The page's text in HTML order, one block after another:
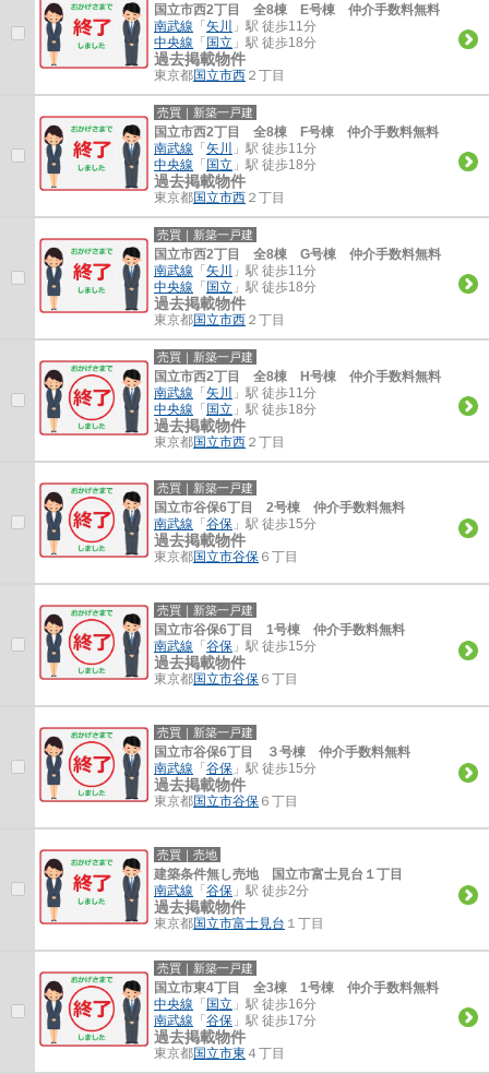
国立市西2丁目 全8棟 E号棟 仲介手数料無料
南武線 「 矢川
」駅 徒歩11分
中央線 「 国立 」駅 徒歩18分
過去掲載物件
東京都国立市西 ２丁目
売買｜新築一戸建
国立市西2丁目 全8棟 F号棟 仲介手数料無料
南武線 「 矢川
」駅 徒歩11分
中央線 「 国立 」駅 徒歩18分
過去掲載物件
東京都国立市西 ２丁目
売買｜新築一戸建
国立市西2丁目 全8棟 G号棟 仲介手数料無料
南武線 「 矢川
」駅 徒歩11分
中央線 「 国立 」駅 徒歩18分
過去掲載物件
東京都国立市西 ２丁目
売買｜新築一戸建
国立市西2丁目 全8棟 H号棟 仲介手数料無料
南武線 「 矢川
」駅 徒歩11分
中央線 「 国立 」駅 徒歩18分
過去掲載物件
東京都国立市西 ２丁目
売買｜新築一戸建
国立市谷保6丁目 2号棟 仲介手数料無料
南武線 「 谷保 」駅 徒歩15分
過去掲載物件
東京都国立市谷保 ６丁目
売買｜新築一戸建
国立市谷保6丁目 1号棟 仲介手数料無料
南武線 「 谷保 」駅 徒歩15分
過去掲載物件
東京都国立市谷保 ６丁目
売買｜新築一戸建
国立市谷保6丁目 ３号棟 仲介手数料無料
南武線 「 谷保 」駅 徒歩15分
過去掲載物件
東京都国立市谷保 ６丁目
売買｜売地
建築条件無し売地 国立市富士見台１丁目
南武線 「 谷保 」駅 徒歩2分
過去掲載物件
東京都国立市富士見台 １丁目
売買｜新築一戸建
国立市東4丁目 全3棟 1号棟 仲介手数料無料
中央線 「 国立 」駅 徒歩16分
南武線 「 谷保 」駅 徒歩17分
過去掲載物件
東京都国立市東 ４丁目